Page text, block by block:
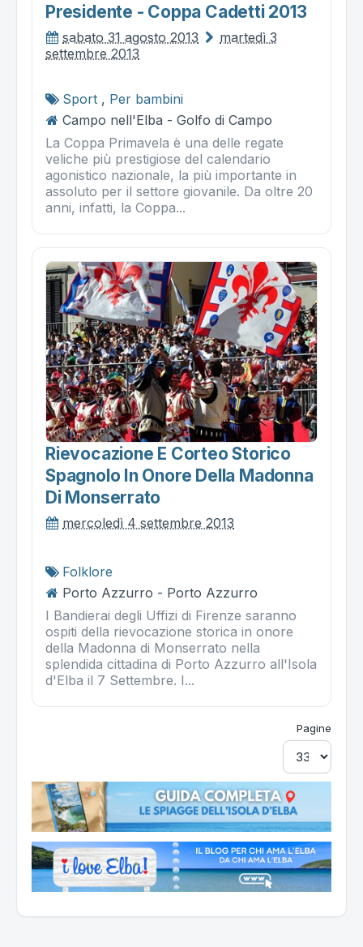
Presidente - Coppa Cadetti 2013
sabato 31 agosto 2013
martedì 3
settembre 2013
Sport , Per bambini
Campo nell'Elba - Golfo di Campo
La Coppa Primavela è una delle regate
veliche più prestigiose del calendario
agonistico nazionale, la più importante in
assoluto per il settore giovanile. Da oltre 20
anni, infatti, la Coppa...
Rievocazione E Corteo Storico
Spagnolo In Onore Della Madonna
Di Monserrato
mercoledì 4 settembre 2013
Folklore
Porto Azzurro - Porto Azzurro
I Bandierai degli Uffizi di Firenze saranno
ospiti della rievocazione storica in onore
della Madonna di Monserrato nella
splendida cittadina di Porto Azzurro all'Isola
d'Elba il 7 Settembre. I...
Pagine